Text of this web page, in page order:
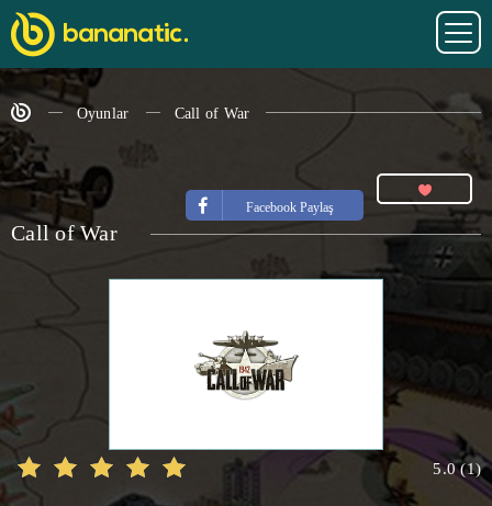
Oyunlar Call of War
Facebook Paylaş
Call of War
5.0(1)